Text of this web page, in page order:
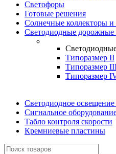
Светофоры
Готовые решения
Солнечные коллекторы
Светодиодные дорожные
Типоразмер II
Типоразмер
Типоразмер
Светодиодное
Сигнальное
Табло контроля скорости
Кремниевые пластины
Найти: